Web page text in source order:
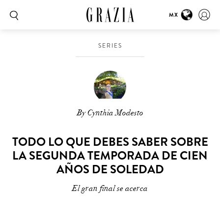
MX
SERIES
By Cynthia Modesto
TODO LO QUE DEBES SABER SOBRE
LA SEGUNDA TEMPORADA DE CIEN
AÑOS DE SOLEDAD
El gran final se acerca